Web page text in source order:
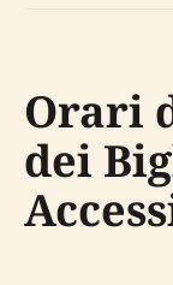
Orari
dei